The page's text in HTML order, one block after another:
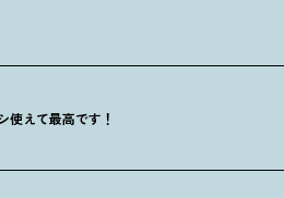
使えて最高です ！